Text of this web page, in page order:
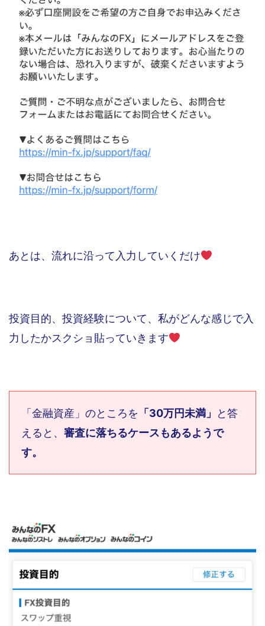
あとは、流れに沿って入力していくだけ
投資目的、投資経験について、私がどんな感じで入
力したかスクショ貼っていきます
「金融資産」のところを 「30万円未満」
と答
えると、 審査に落ちるケースもあるようで
す。